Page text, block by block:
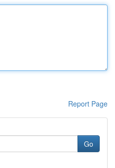
Report Page
Go